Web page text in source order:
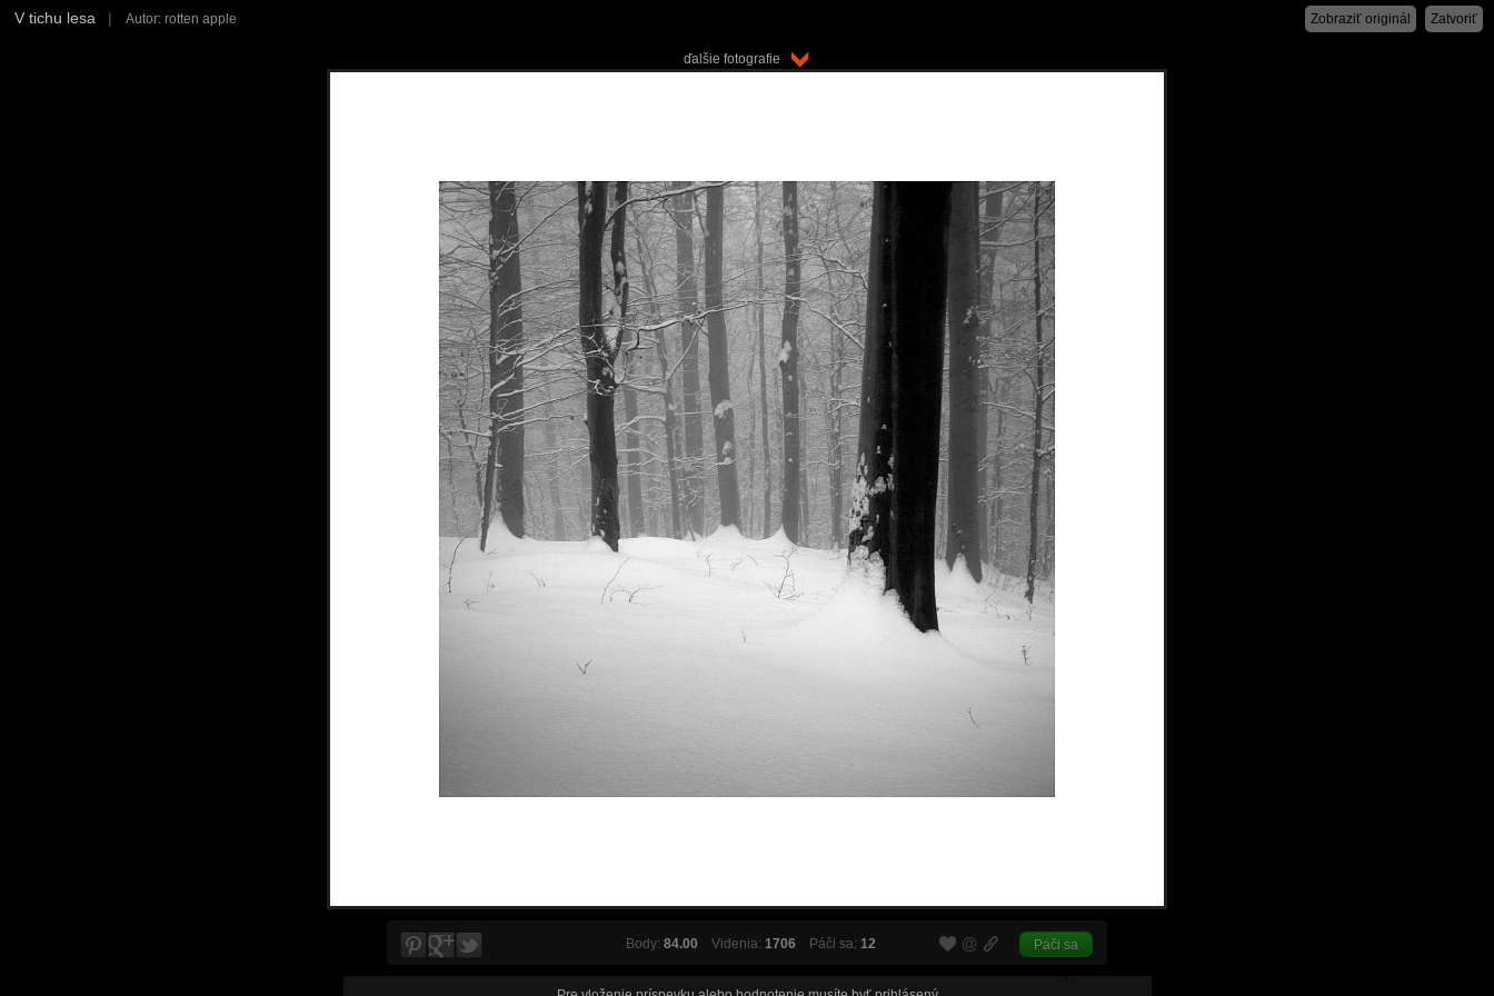
V tichu lesa | Autor: rotten apple Zatvoriť
Zobraziť originál
ďalšie fotografie
Body: 84.00 Videnia: 1706 Páči sa: 12 Páči sa